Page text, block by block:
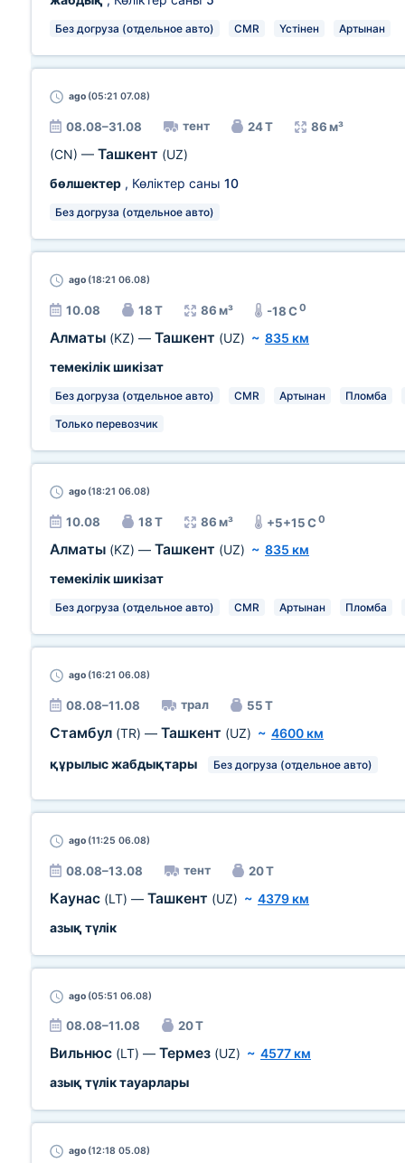
Без догруза (отдельное авто) CMR Үстінен Артынан
ago (05:21 07.08)
08.08–31.08 тент 24 Т 86 м³
(CN) — Ташкент (UZ)
бөлшектер , Көліктер саны 10
Без догруза (отдельное авто)
ago (18:21 06.08)
10.08 18 Т 86 м³ -18 C0
Алматы (KZ) — Ташкент (UZ) ~ 835 км
темекілік шикізат
Без догруза (отдельное авто) CMR Артынан Пломба
Только перевозчик
ago (18:21 06.08)
10.08 18 Т 86 м³ +5+15 C0
Алматы (KZ) — Ташкент (UZ) ~ 835 км
темекілік шикізат
Без догруза (отдельное авто) CMR Артынан Пломба
ago (16:21 06.08)
08.08–11.08 трал 55 Т
Стамбул (TR) — Ташкент (UZ) ~ 4600 км
құрылыс жабдықтары
Без догруза (отдельное авто)
ago (11:25 06.08)
08.08–13.08 тент 20 Т
Каунас (LT) — Ташкент (UZ) ~ 4379 км
азық түлік
ago (05:51 06.08)
08.08–11.08 20 Т
Вильнюс (LT) — Термез (UZ) ~ 4577 км
азық түлік тауарлары
ago (12:18 05.08)